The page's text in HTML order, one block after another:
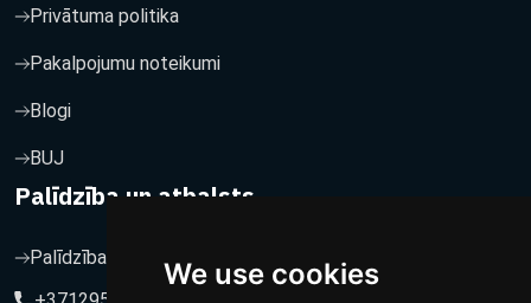
We use cookies
Privātuma politika
Pakalpojumu noteikumi
Blogi
BUJ
Palīdzība un atbalsts
Palīdzība un atbalsts